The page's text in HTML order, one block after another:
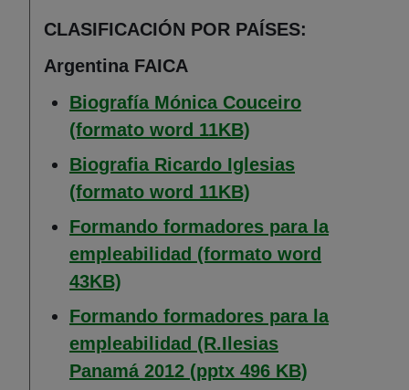
CLASIFICACIÓN POR PAÍSES:
Argentina FAICA
Biografía Mónica Couceiro
(formato word 11KB)
Biografia Ricardo Iglesias
(formato word 11KB)
Formando formadores para la
empleabilidad (formato word
43KB)
Formando formadores para la
empleabilidad (R.Ilesias
Panamá 2012 (pptx 496 KB)